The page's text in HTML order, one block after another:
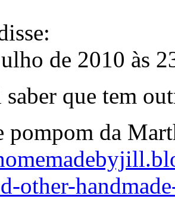
de 2010 às
que tem
pompom da
other-